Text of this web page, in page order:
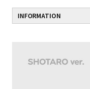
INFORMATION